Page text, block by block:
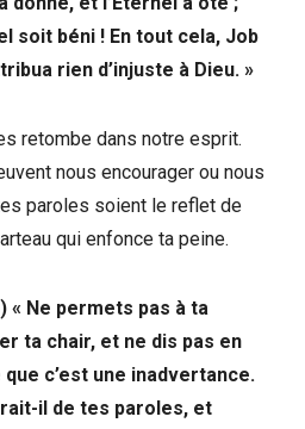
soit béni ! En tout cela, Job
rien d’injuste à Dieu. »
retombe dans notre esprit.
nous encourager ou nous
paroles soient le reflet de
qui enfonce ta peine.
« Ne permets pas à ta
ta chair, et ne dis pas en
c’est une inadvertance.
il de tes paroles, et